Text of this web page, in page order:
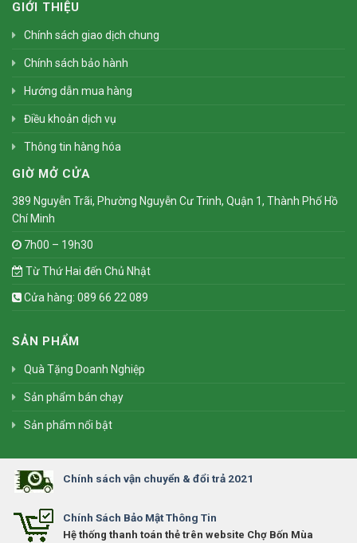
GIỚI THIỆU
Chính sách giao dịch chung
Chính sách bảo hành
Hướng dẫn mua hàng
Điều khoản dịch vụ
Thông tin hàng hóa
GIỜ MỞ CỬA
389 Nguyễn Trãi, Phường Nguyễn Cư Trinh, Quận 1, Thành Phố Hồ
Chí Minh
7h00 – 19h30
Từ Thứ Hai đến Chủ Nhật
Cửa hàng: 089 66 22 089
SẢN PHẨM
Quà Tặng Doanh Nghiệp
Sản phẩm bán chạy
Sản phẩm nổi bật
Chính sách vận chuyển & đổi trả 2021
Chính Sách Bảo Mật Thông Tin
Hệ thống thanh toán thẻ trên website Chợ Bốn Mùa